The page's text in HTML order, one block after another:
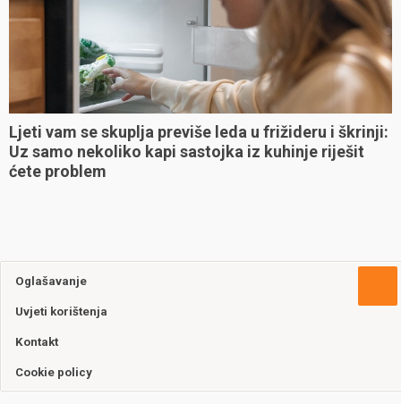
Ljeti vam se skuplja previše leda u frižideru i škrinji:
Uz samo nekoliko kapi sastojka iz kuhinje riješit
ćete problem
Oglašavanje
Uvjeti korištenja
Kontakt
Cookie policy